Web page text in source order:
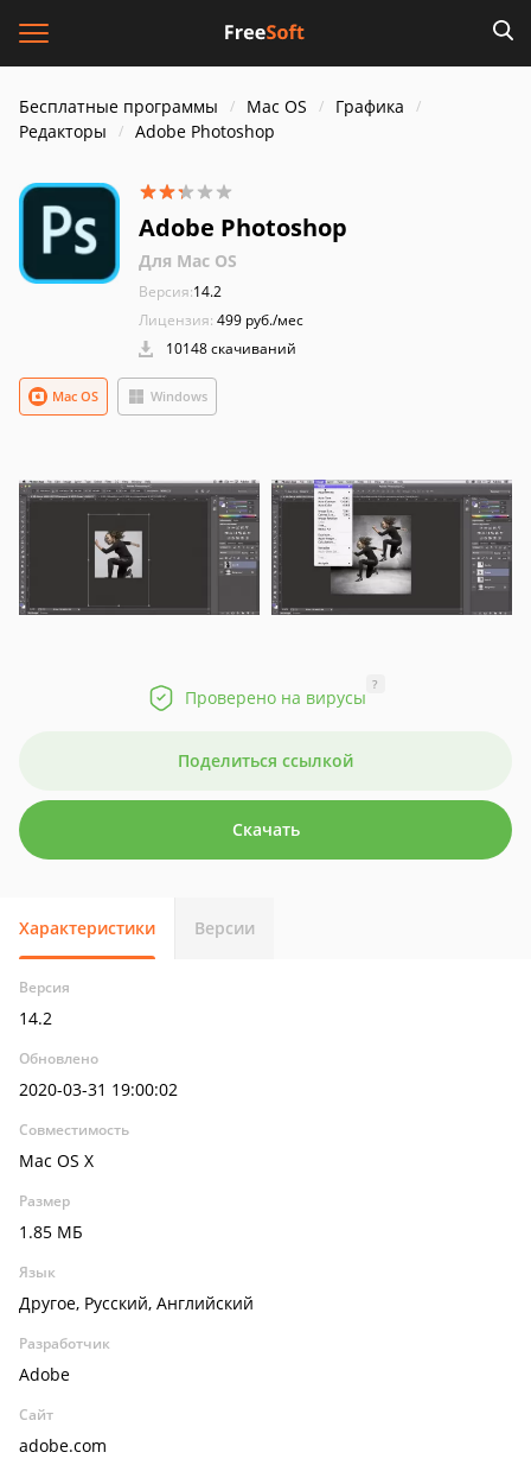
Бесплатные программы Mac OS
Графика
Редакторы
Adobe Photoshop
Adobe Photoshop
Для Mac OS
Версия:14.2
Лицензия: 499 руб./мес
10148 скачиваний
Windows
Mac OS
Проверено на вирусы
?
Поделиться ссылкой
Скачать
Характеристики Версии
Версия
14.2
Обновлено
2020-03-31 19:00:02
Совместимость
Mac OS X
Размер
1.85 МБ
Язык
Другое, Русский, Английский
Разработчик
Adobe
Сайт
adobe.com